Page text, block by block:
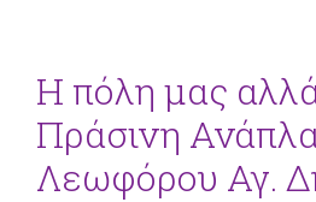
Η πόλη μας
Πράσινη
Λεωφόρου Αγ.